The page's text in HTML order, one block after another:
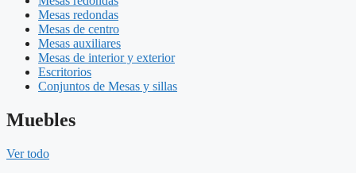
Mesas redondas
Mesas de centro
Mesas auxiliares
Mesas de interior y exterior
Escritorios
Conjuntos de Mesas y sillas
Muebles
Ver todo